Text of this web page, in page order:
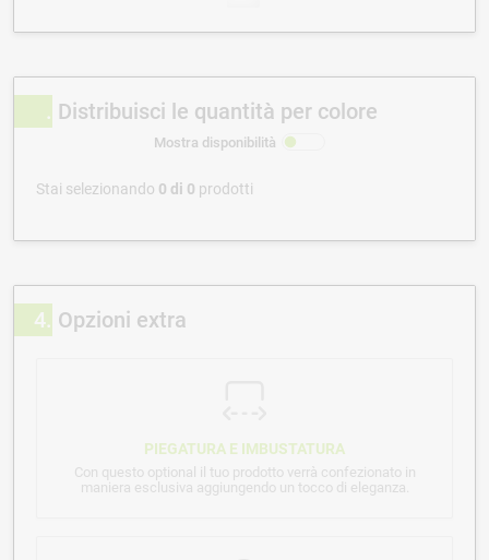
Distribuisci le quantità per colore
Mostra disponibilità
Stai selezionando 0 di 0 prodotti
4 Opzioni extra
PIEGATURA E IMBUSTATURA
Con questo optional il tuo prodotto verrà confezionato in
maniera esclusiva aggiungendo un tocco di eleganza.